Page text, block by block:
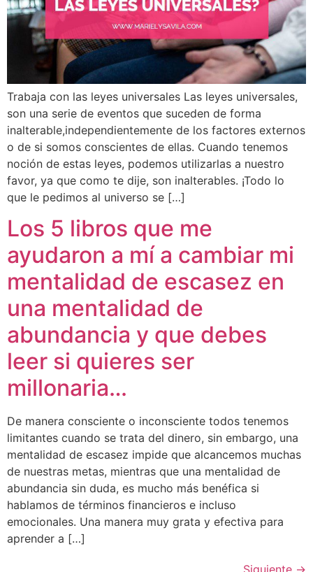
Trabaja con las leyes universales Las leyes universales,
son una serie de eventos que suceden de forma
inalterable,independientemente de los factores externos
o de si somos conscientes de ellas. Cuando tenemos
noción de estas leyes, podemos utilizarlas a nuestro
favor, ya que como te dije, son inalterables. ¡Todo lo
que le pedimos al universo se […]
Los 5 libros que me
ayudaron a mí a cambiar mi
mentalidad de escasez en
una mentalidad de
abundancia y que debes
leer si quieres ser
millonaria…
De manera consciente o inconsciente todos tenemos
limitantes cuando se trata del dinero, sin embargo, una
mentalidad de escasez impide que alcancemos muchas
de nuestras metas, mientras que una mentalidad de
abundancia sin duda, es mucho más benéfica si
hablamos de términos financieros e incluso
emocionales. Una manera muy grata y efectiva para
aprender a […]